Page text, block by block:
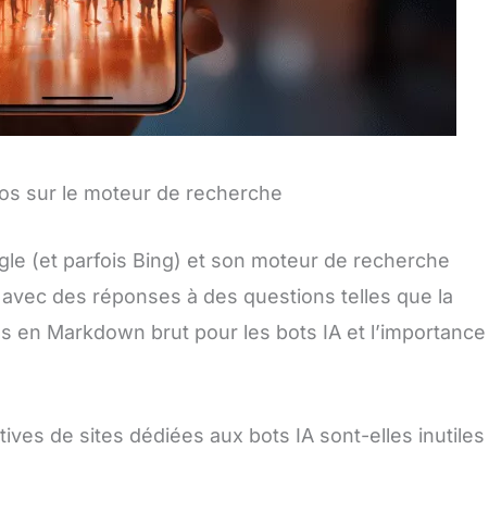
sur le moteur de recherche
(et parfois Bing) et son moteur de recherche
des réponses à des questions telles que la
en Markdown brut pour les bots IA et l’importance
de sites dédiées aux bots IA sont-elles inutiles